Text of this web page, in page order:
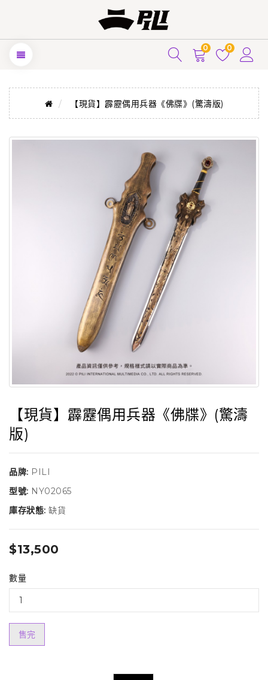
0 0
【現貨】霹靂偶用兵器《佛牒》(驚濤版)
【現貨】霹靂偶用兵器《佛牒》(驚濤
版)
品牌: PILI
型號: NY02065
庫存狀態: 缺貨
$13,500
數量
售完